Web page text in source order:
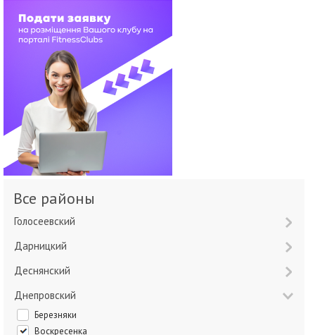
Все районы
Голосеевский
Дарницкий
Деснянский
Днепровский
Березняки
Воскресенка